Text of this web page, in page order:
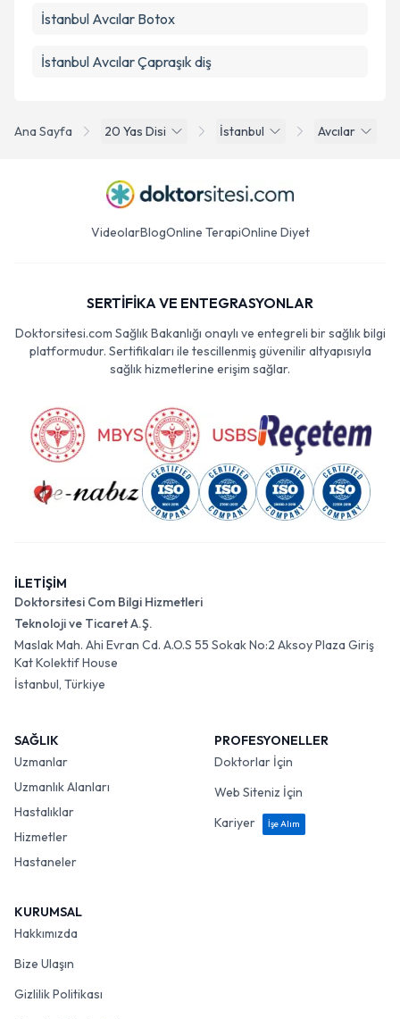
Ana Sayfa 20 Yas Disi İstanbul Avcılar
İstanbul Avcılar Botox
İstanbul Avcılar Çapraşık diş
VideolarBlogOnline TerapiOnline Diyet
SERTİFİKA VE ENTEGRASYONLAR
Doktorsitesi.com Sağlık Bakanlığı onaylı ve entegreli bir sağlık bilgi
platformudur. Sertifikaları ile tescillenmiş güvenilir altyapısıyla
sağlık hizmetlerine erişim sağlar.
İLETİŞİM
Doktorsitesi Com Bilgi Hizmetleri
Teknoloji ve Ticaret A.Ş.
Maslak Mah. Ahi Evran Cd. A.O.S 55 Sokak No:2 Aksoy Plaza Giriş
Kat Kolektif House
İstanbul, Türkiye
SAĞLIK
Uzmanlar
Uzmanlık Alanları
Hastalıklar
Hizmetler
Hastaneler
PROFESYONELLER
Doktorlar İçin
Web Siteniz İçin
Kariyer
İşe Alım
KURUMSAL
Hakkımızda
Bize Ulaşın
Gizlilik Politikası